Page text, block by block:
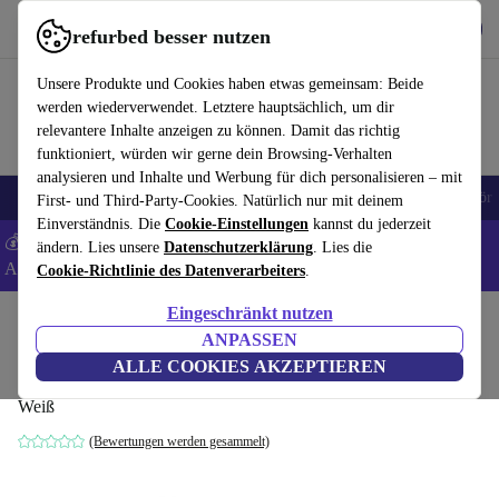
refurbed besser nutzen
Unsere Produkte und Cookies haben etwas gemeinsam: Beide
werden wiederverwendet. Letztere hauptsächlich, um dir
relevantere Inhalte anzeigen zu können. Damit das richtig
funktioniert, würden wir gerne dein Browsing-Verhalten
analysieren und Inhalte und Werbung für dich personalisieren – mit
First- und Third-Party-Cookies. Natürlich nur mit deinem
Einverständnis. Die Cookie-Einstellungen kannst du jederzeit
ändern. Lies unsere Datenschutzerklärung. Lies die
Cookie-Richtlinie des Datenverarbeiters.
Eingeschränkt nutzen
ANPASSEN
ALLE COOKIES AKZEPTIEREN
refurbed schnell und einfach nutzen
🎒 Back to school Handys Laptops Tablets Smartwatches Zubehör
💰 Extra -5% auf Samsung- und Google-Smartphones - Code:
ANDROID5 -AGB
Monitore
MSI MAG 274PFW | 27-Zoll
Weiß
(Bewertungen werden gesammelt)